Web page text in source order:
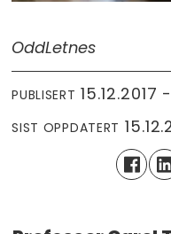
OddLetnes
PUBLISERT
SIST OPPDATERT